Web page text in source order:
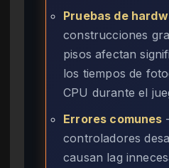
Pruebas de
construcciones
pisos afectan
los tiempos de
CPU durante el
Errores comunes
controladores
causan lag